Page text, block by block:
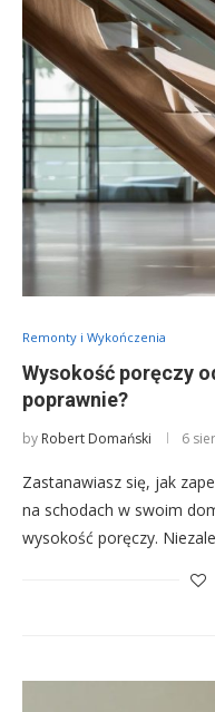
Remonty i Wykończenia
Wysokość poręczy
poprawnie?
by Robert Domański 6
Zastanawiasz się, jak
na schodach w swoim
wysokość poręczy.